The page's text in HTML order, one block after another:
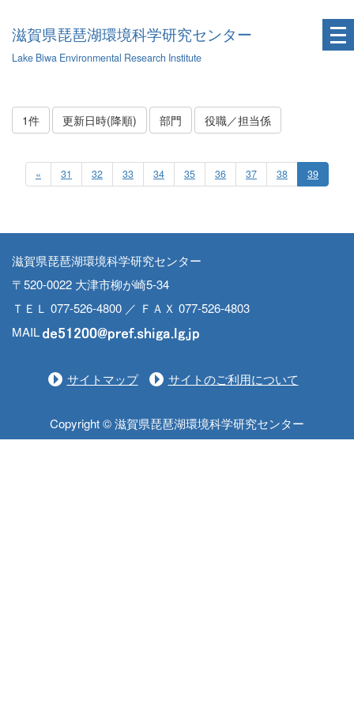
滋賀県琵琶湖環境科学研究センター
Lake Biwa Environmental Research Institute
1件 更新日時(降順) 部門 役職／担当係
« 31 32 33 34 35 36 37 38 39
滋賀県琵琶湖環境科学研究センター
〒520-0022 大津市柳が崎5-34
ＴＥＬ 077-526-4800 ／ ＦＡＸ 077-526-4803
MAIL
サイトマップ サイトのご利用について
Copyright © 滋賀県琵琶湖環境科学研究センター